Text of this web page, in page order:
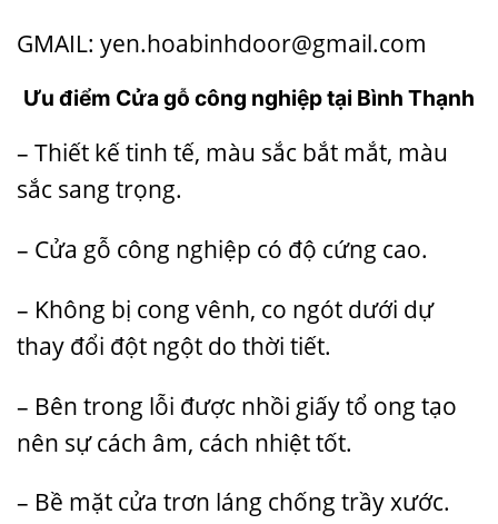
GMAIL: yen.hoabinhdoor@gmail.com
Ưu điểm Cửa gỗ công nghiệp tại Bình Thạnh
– Thiết kế tinh tế, màu sắc bắt mắt, màu
sắc sang trọng.
– Cửa gỗ công nghiệp có độ cứng cao.
– Không bị cong vênh, co ngót dưới dự
thay đổi đột ngột do thời tiết.
– Bên trong lỗi được nhồi giấy tổ ong tạo
nên sự cách âm, cách nhiệt tốt.
– Bề mặt cửa trơn láng chống trầy xước.